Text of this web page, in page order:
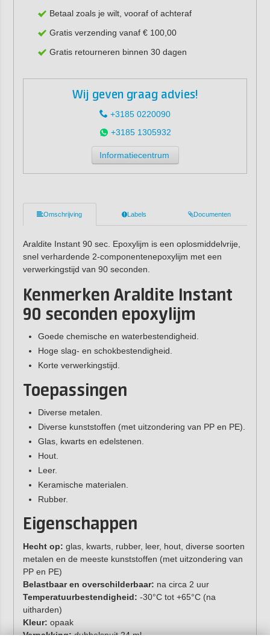
Betaal zoals je wilt, vooraf of achteraf
Gratis verzending vanaf € 100,00
Gratis retourneren binnen 30 dagen
Wij geven graag advies!
+3185 0220090
+3185 1305932
Informatiecentrum
Omschrijving Labels Documenten
Araldite Instant 90 sec. Epoxylijm is een oplosmiddelvrije,
snel verhardende 2-componentenepoxylijm met een
verwerkingstijd van 90 seconden.
Kenmerken Araldite Instant
90 seconden epoxylijm
Goede chemische en waterbestendigheid.
Hoge slag- en schokbestendigheid.
Korte verwerkingstijd.
Toepassingen
Diverse metalen.
Diverse kunststoffen (met uitzondering van PP en PE).
Glas, kwarts en edelstenen.
Hout.
Leer.
Keramische materialen.
Rubber.
Eigenschappen
Hecht op: glas, kwarts, rubber, leer, hout, diverse soorten
metalen en de meeste kunststoffen (met uitzondering van
PP en PE)
Belastbaar en overschilderbaar: na circa 2 uur
Temperatuurbestendigheid: -30°C tot +65°C (na
uitharden)
Kleur: opaak
Verpakking:dubbelspuit 24 ml